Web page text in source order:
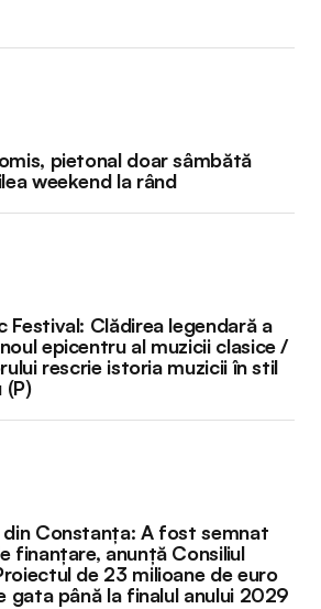
pietonal doar sâmbătă
weekend la rând
Festival: Clădirea legendară a
epicentru al muzicii clasice /
rescrie istoria muzicii în stil
(P)
din Constanța: A fost semnat
finanțare, anunță Consiliul
de 23 milioane de euro
gata până la finalul anului 2029